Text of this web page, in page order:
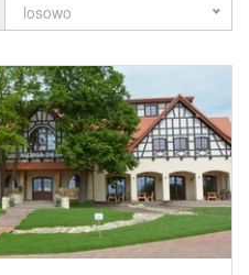
losowo